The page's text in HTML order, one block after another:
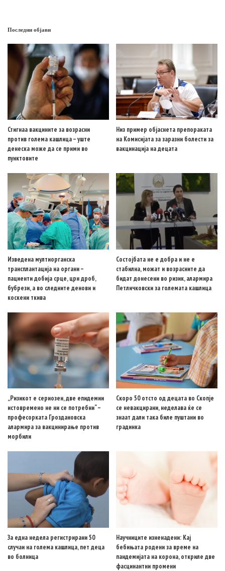
Последни објави
Стигнаа вакцините за возрасни
против голема кашлица – уште
денеска може да се прими во
пунктовите
Низ пример објаснета препораката
на Комисијата за заразни болести за
вакцинација на децата
Изведена мултиорганска
трансплантација на органи –
пациенти добија срце, црн дроб,
бубрези, а во следните денови и
коскени ткива
Состојбата не е добра и не е
стабилна, можат и возрасните да
бидат донесени во ризик, алармира
Петличковски за големата кашлица
„Ризикот е сериозен, две епидемии
истовремено не ни се потребни“ –
професорката Гроздановска
алармира за вакцинирање против
морбили
Скоро 50 отсто од децата во Скопје
се невакцирани, неделава ќе се
знаат дали така биле пуштани во
градинка
За една недела регистрирани 50
случаи на голема кашлица, пет деца
во болница
Научниците изненадени: Кај
бебињата родени за време на
пандемијата на корона, откриле две
фасцинантни промени